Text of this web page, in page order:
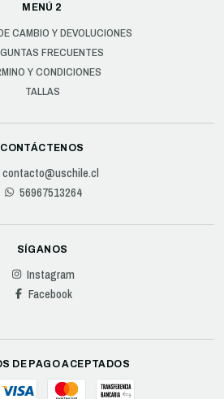
MENÚ 2
CAMBIO Y DEVOLUCIONES
FRECUENTES
Y CONDICIONES
TALLAS
CONTÁCTENOS
contacto@uschile.cl
56967513264
SÍGANOS
Instagram
Facebook
DE PAGO ACEPTADOS